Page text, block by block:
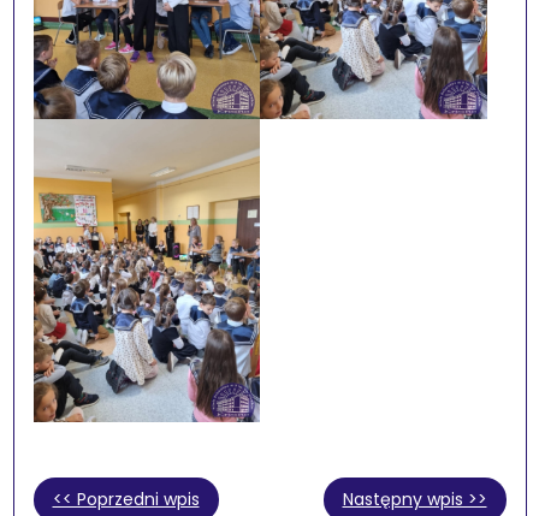
<< Poprzedni wpis Następny wpis >>